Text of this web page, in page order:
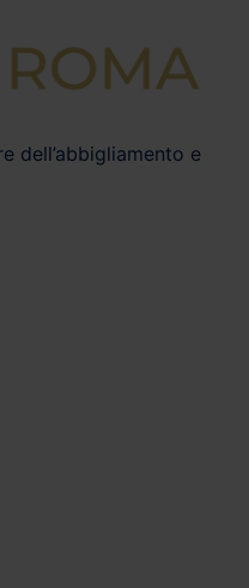
dell’abbigliamento e